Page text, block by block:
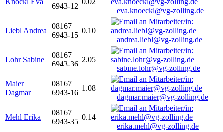
Knöckl Eva
6943-12
0.02
eva.knoeckl@vg-zolling.de
Liebl Andrea
08167
6943-15
0.10
andrea.liebl@vg-zolling.de
Lohr Sabine
08167
6943-36
2.05
sabine.lohr@vg-zolling.de
Maier
Dagmar
08167
6943-16
1.08
dagmar.maier@vg-zolling.de
Mehl Erika
08167
6943-35
0.14
erika.mehl@vg-zolling.de